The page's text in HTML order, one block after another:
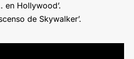
en Hollywood’.
de Skywalker’.